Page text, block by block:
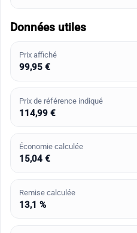
Données utiles
Prix affiché
99,95 €
Prix de référence indiqué
114,99 €
Économie calculée
15,04 €
Remise calculée
13,1 %